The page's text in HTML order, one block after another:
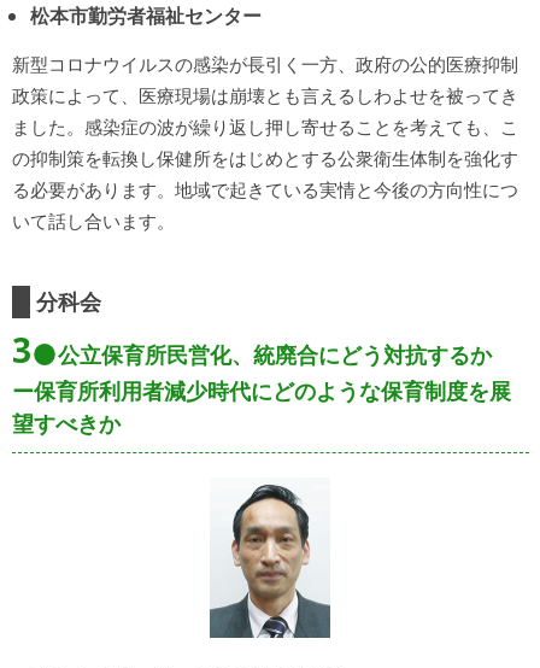
松本市勤労者福祉センター
新型コロナウイルスの感染が長引く一方、政府の公的医療抑制
政策によって、医療現場は崩壊とも言えるしわよせを被ってき
ました。感染症の波が繰り返し押し寄せることを考えても、こ
の抑制策を転換し保健所をはじめとする公衆衛生体制を強化す
る必要があります。地域で起きている実情と今後の方向性につ
いて話し合います。
分科会
3
公立保育所民営化、統廃合にどう対抗するか
ー保育所利用者減少時代にどのような保育制度を展
望すべきか